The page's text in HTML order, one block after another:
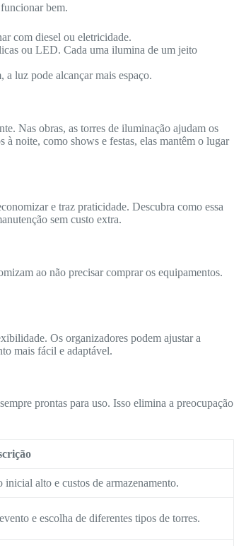
bem.
com diesel ou eletricidade.
ou LED. Cada uma ilumina de um jeito
a luz pode alcançar mais espaço.
Nas obras, as torres de iluminação ajudam os
à noite, como shows e festas, elas mantêm o lugar
e traz praticidade. Descubra como essa
sem custo extra.
ao não precisar comprar os equipamentos.
Os organizadores podem ajustar a
mais fácil e adaptável.
prontas para uso. Isso elimina a preocupação
inicial alto e custos de armazenamento.
e escolha de diferentes tipos de torres.